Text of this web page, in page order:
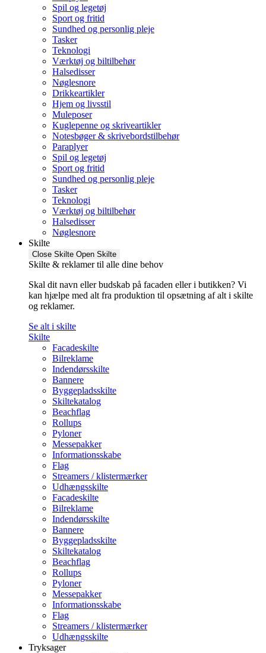
Spil og legetøj
Sport og fritid
Sundhed og personlig pleje
Tasker
Teknologi
Værktøj og biltilbehør
Halsedisser
Nøglesnore
Drikkeartikler
Hjem og livsstil
Muleposer
Kuglepenne og skriveartikler
Notesbøger & skrivebordstilbehør
Paraplyer
Spil og legetøj
Sport og fritid
Sundhed og personlig pleje
Tasker
Teknologi
Værktøj og biltilbehør
Halsedisser
Nøglesnore
Skilte
Close Skilte Open Skilte
Skilte & reklamer til alle dine behov
Skal dit navn eller budskab på facaden eller i butikken? Vi
kan hjælpe med alt fra produktion til opsætning af alt i skilte
og reklamer.
Se alt i skilte
Skilte
Facadeskilte
Bilreklame
Indendørsskilte
Bannere
Byggepladsskilte
Skiltekatalog
Beachflag
Rollups
Pyloner
Messepakker
Informationsskabe
Flag
Streamers / klistermærker
Udhængsskilte
Facadeskilte
Bilreklame
Indendørsskilte
Bannere
Byggepladsskilte
Skiltekatalog
Beachflag
Rollups
Pyloner
Messepakker
Informationsskabe
Flag
Streamers / klistermærker
Udhængsskilte
Tryksager